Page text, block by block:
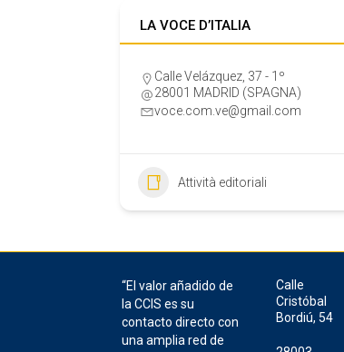
LA VOCE D’ITALIA
Calle Velázquez, 37 - 1º
28001 MADRID (SPAGNA)
voce.com.ve@gmail.com
Attività editoriali
“El valor añadido de
la CCIS es su
contacto directo con
una amplia red de
Calle
Cristóbal
Bordiú, 54